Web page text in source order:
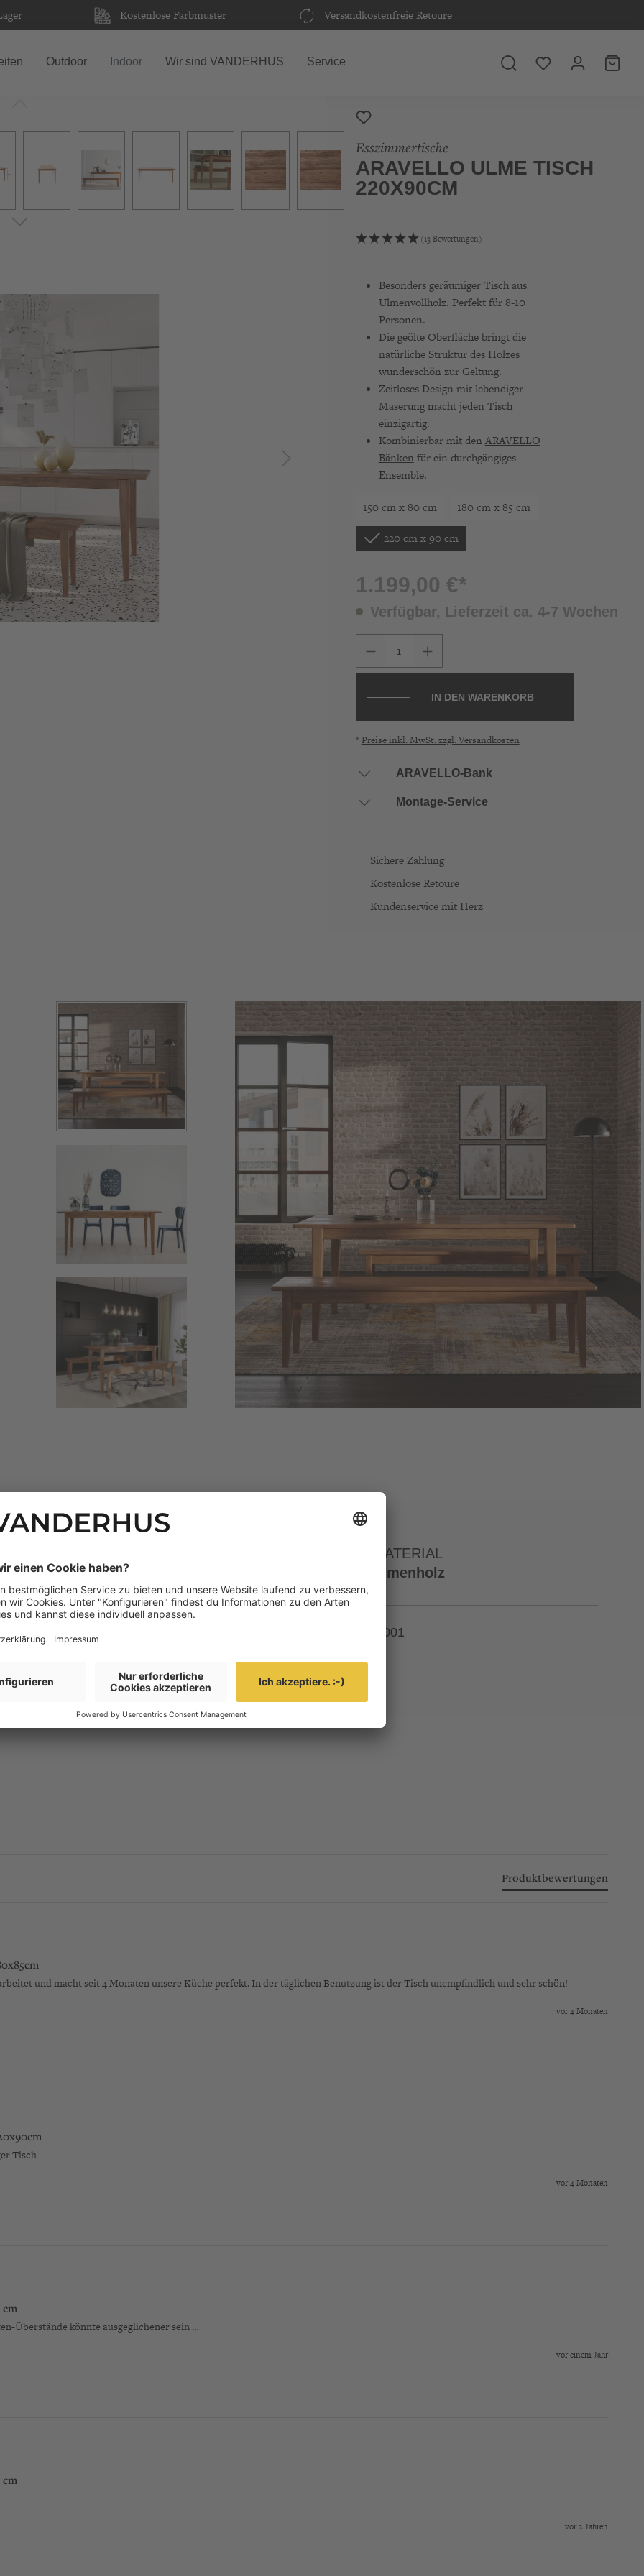
Kostenlose Farbmuster Versandkostenfreie Retoure
Outdoor Indoor Wir sind VANDERHUS Service
Esszimmertische
ARAVELLO ULME TISCH
220X90CM
(13 Bewertungen)
Besonders geräumiger Tisch aus
Ulmenvollholz. Perfekt für 8-10
Personen.
Die geölte Oberfläche bringt die
natürliche Struktur des Holzes
wunderschön zur Geltung.
Zeitloses Design mit lebendiger
Maserung macht jeden Tisch
einzigartig.
Kombinierbar mit denARAVELLO
Bänkenfür ein durchgängiges
Ensemble.
150 cm x 80 cm 180 cm x 85 cm
220 cm x 90 cm
1.199,00 €*
Verfügbar, Lieferzeit ca. 4-7 Wochen
Produkt Anzahl: Gib den gewünschten
IN DEN WARENKORB
*Preise inkl. MwSt. zzgl. Versandkosten
ARAVELLO-Bank
ARAVELLO Holzbank 180 cm
ARAVELLO Holzbank 150 cm
Größe: 150 cm x 35 cm )
Montage-Service
Pflegeset QuickShine 19,00 € *
Sichere Zahlung
Kostenlose Retoure
Kundenservice mit Herz
90 cm
MATERIAL
Ulmenholz
DG10001
Produktbewertungen
und macht seit 4 Monaten unsere Küche perfekt. In der täglichen Benutzung ist der Tisch unempfindlich und sehr schön!
vor 4 Monaten
Tisch
vor 4 Monaten
Überstände könnte ausgeglichener sein …
vor einem Jahr
vor 2 Jahren